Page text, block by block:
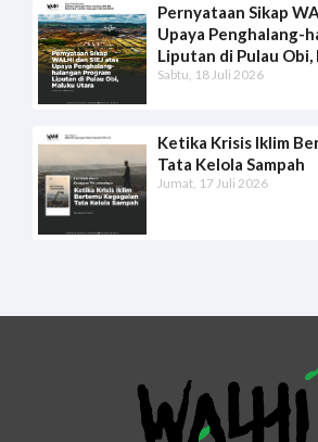
Pernyataan Sikap
Upaya Penghalang-
Liputan di Pulau
Sabtu, 18 Juli 2026
Ketika Krisis Iklim
Tata Kelola Sampah
Jumat, 17 Juli 2026